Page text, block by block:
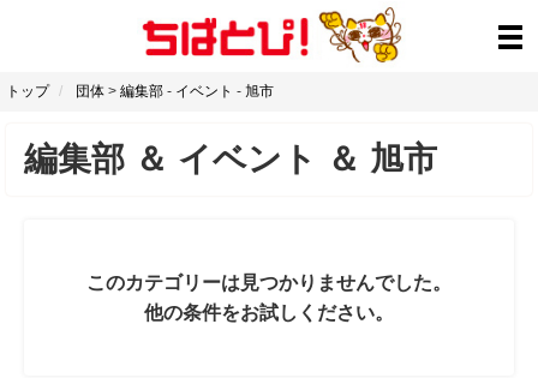
トップ 団体 > 編集部 - イベント - 旭市
編集部 ＆ イベント ＆ 旭市
このカテゴリーは見つかりませんでした。
他の条件をお試しください。